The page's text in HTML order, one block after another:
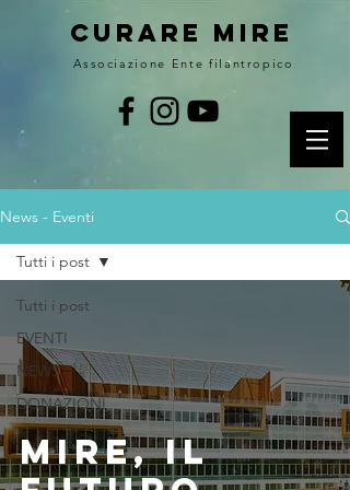
curare MIRE
Associazione Ente filantropico
News - Eventi
Tutti i post
EVENTI
NEWS
DONAZIONI
Tutti i post
MIRE, il